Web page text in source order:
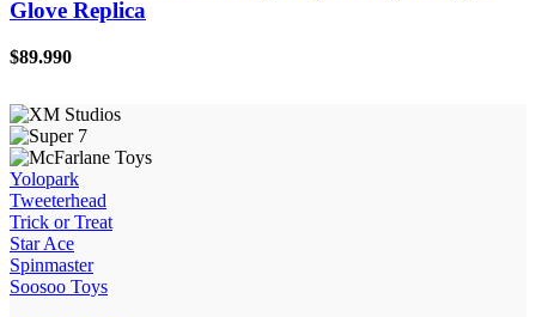
Glove Replica
$89.990
Yolopark
Tweeterhead
Trick or Treat
Star Ace
Spinmaster
Soosoo Toys